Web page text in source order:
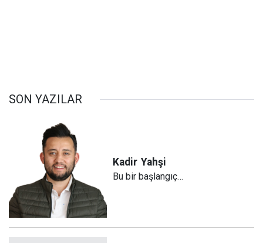
SON YAZILAR
Kadir Yahşi
Bu bir başlangıç…